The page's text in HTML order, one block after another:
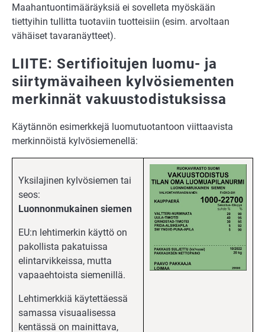
Maahantuontimääräyksiä ei sovelleta myöskään
tiettyihin tullitta tuotaviin tuotteisiin (esim. arvoltaan
vähäiset tavaranäytteet).
LIITE: Sertifioitujen luomu- ja
siirtymävaiheen kylvösiementen
merkinnät vakuustodistuksissa
Käytännön esimerkkejä luomutuotantoon viittaavista
merkinnöistä kylvösiemenellä:
Yksilajinen kylvösiemen tai
seos:
Luonnonmukainen siemen
EU:n lehtimerkin käyttö on
pakollista pakatuissa
elintarvikkeissa, mutta
vapaaehtoista siemenillä.
Lehtimerkkiä käytettäessä
samassa visuaalisessa
kentässä on mainittava,